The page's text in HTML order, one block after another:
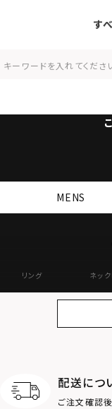
す
MENS
リング ネック
オンライ
配送につ
ご注文確認